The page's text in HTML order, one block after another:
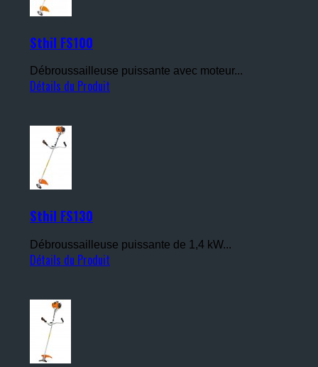
Sthil FS100
Débroussailleuse puissante avec moteur...
Détails du Produit
Sthil FS130
Débroussailleuse puissante de 1,4 kW...
Détails du Produit